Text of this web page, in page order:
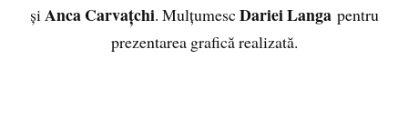
și Anca Carvațchi. MulțumescDariei Langa pentru
prezentarea grafică realizată.